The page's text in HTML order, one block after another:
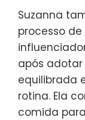
Suzanna
processo
após
equilibrada
rotina. Ela
comida